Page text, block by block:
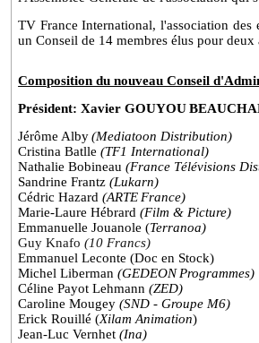
TV France International, l'association des
un Conseil de 14 membres élus pour
Composition du nouveau Conseil
Président: Xavier GOUYOU
Jérôme Alby(Mediatoon Distribution)
Cristina Batlle (TF1 International)
Nathalie Bobineau (France Télévisions
Sandrine Frantz (Lukarn)
Cédric Hazard (ARTE France)
Marie-LaureHébrard (Film & Picture)
EmmanuelleJouanole (Terranoa)
Guy Knafo (10 Francs)
Emmanuel Leconte (Doc en Stock)
Michel Liberman (GEDEON Programmes)
Céline Payot Lehmann (ZED)
CarolineMougey (SND -Groupe M6)
Erick Rouillé (Xilam Animation)
Jean-LucVernhet (Ina)